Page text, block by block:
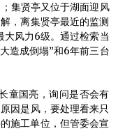
集贤亭又位于湖面迎风
，离集贤亭最近的监测
大风力6级。通过检索当
造成倒塌”和6年前三台
童国亮，询问是否会有
因是风，要处理看来只
施工单位，但管委会宣